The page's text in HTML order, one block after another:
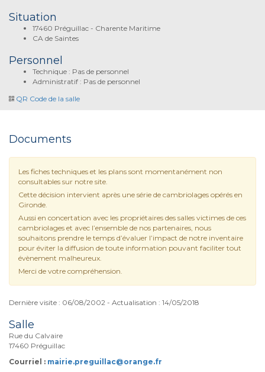
Situation
17460 Préguillac - Charente Maritime
CA de Saintes
Personnel
Technique : Pas de personnel
Administratif : Pas de personnel
QR Code de la salle
Documents
Les fiches techniques et les plans sont momentanément non
consultables sur notre site.
Cette décision intervient après une série de cambriolages opérés en
Gironde.
Aussi en concertation avec les propriétaires des salles victimes de ces
cambriolages et avec l’ensemble de nos partenaires, nous
souhaitons prendre le temps d’évaluer l’impact de notre inventaire
pour éviter la diffusion de toute information pouvant faciliter tout
évènement malheureux.
Merci de votre compréhension.
Dernière visite : 06/08/2002 - Actualisation : 14/05/2018
Salle
Rue du Calvaire
17460 Préguillac
Courriel : mairie.preguillac@orange.fr